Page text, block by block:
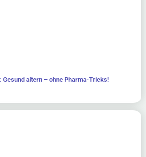
Gesund altern – ohne Pharma-Tricks!